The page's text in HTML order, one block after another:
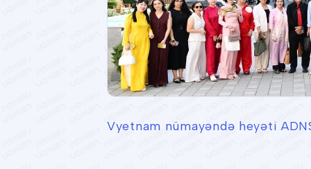
Vyetnam nümayəndə heyəti